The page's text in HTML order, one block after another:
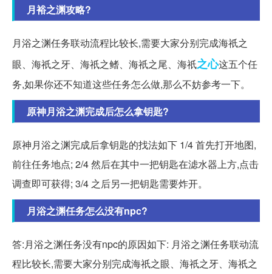
月裕之渊攻略?
月浴之渊任务联动流程比较长,需要大家分别完成海祇之
眼、海祇之牙、海祇之鳍、海祇之尾、海祇之心这五个任
务,如果你还不知道这些任务怎么做,那么不妨参考一下。
原神月浴之渊完成后怎么拿钥匙?
原神月浴之渊完成后拿钥匙的找法如下 1/4 首先打开地图,
前往任务地点; 2/4 然后在其中一把钥匙在滤水器上方,点击
调查即可获得; 3/4 之后另一把钥匙需要炸开。
月浴之渊任务怎么没有npc?
答:月浴之渊任务没有npc的原因如下: 月浴之渊任务联动流
程比较长,需要大家分别完成海祇之眼、海祇之牙、海祇之